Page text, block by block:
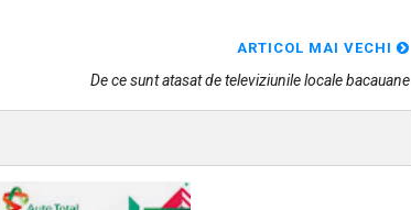
ARTICOL MAI VECHI
De ce sunt atasat de televiziunile locale bacauane